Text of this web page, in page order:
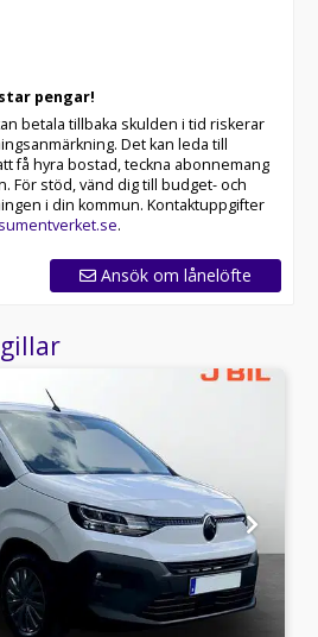
pengar!
betala tillbaka skulden i tid riskerar
Det kan leda till
få hyra bostad, teckna abonnemang
För stöd, vänd dig till budget- och
i din kommun. Kontaktuppgifter
.
Ansök om lånelöfte